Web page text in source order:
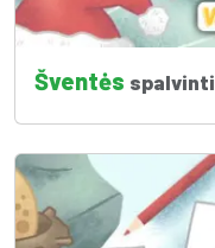
Šventės spalvinti